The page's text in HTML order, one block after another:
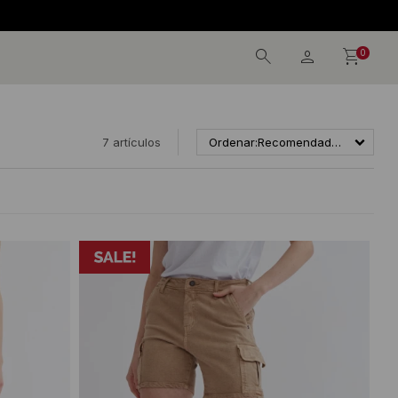
0
7 artículos Recomendados